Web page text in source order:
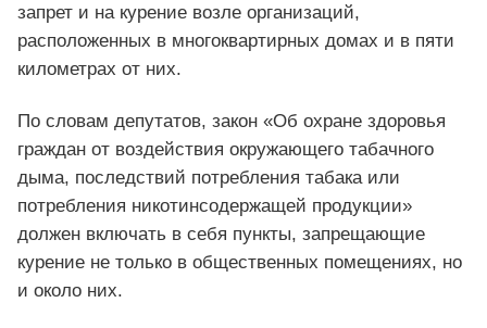
запрет и на курение возле организаций,
расположенных в многоквартирных домах и в пяти
километрах от них.
По словам депутатов, закон «Об охране здоровья
граждан от воздействия окружающего табачного
дыма, последствий потребления табака или
потребления никотинсодержащей продукции»
должен включать в себя пункты, запрещающие
курение не только в общественных помещениях, но
и около них.